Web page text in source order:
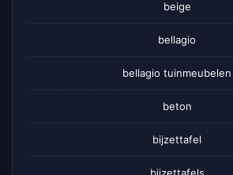
beige
bellagio
bellagio tuinmeubelen
beton
bijzettafel